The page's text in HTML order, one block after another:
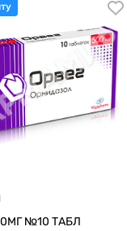
№10 ТАБЛ